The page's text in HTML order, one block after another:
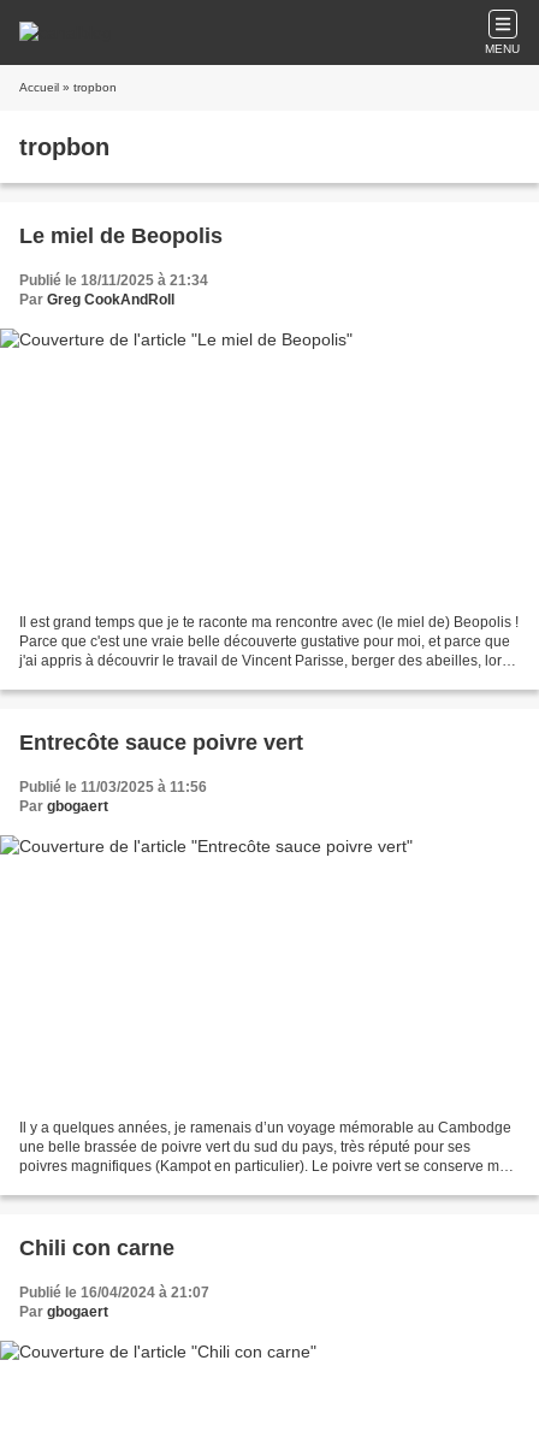
MENU
Accueil » tropbon
tropbon
Le miel de Beopolis
Publié le 18/11/2025 à 21:34
Par Greg CookAndRoll
Il est grand temps que je te raconte ma rencontre avec (le miel de) Beopolis !
Parce que c'est une vraie belle découverte gustative pour moi, et parce que
j'ai appris à découvrir le travail de Vincent Parisse, berger des abeilles, lors
Entrecôte sauce poivre vert
Publié le 11/03/2025 à 11:56
Par gbogaert
Il y a quelques années, je ramenais d’un voyage mémorable au Cambodge
une belle brassée de poivre vert du sud du pays, très réputé pour ses
poivres magnifiques (Kampot en particulier). Le poivre vert se conserve mal
Chili con carne
Publié le 16/04/2024 à 21:07
Par gbogaert